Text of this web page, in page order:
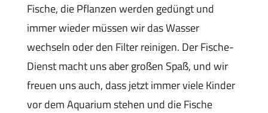
Fische, die Pflanzen werden gedüngt und
immer wieder müssen wir das Wasser
wechseln oder den Filter reinigen. Der Fische-
Dienst macht uns aber großen Spaß, und wir
freuen uns auch, dass jetzt immer viele Kinder
vor dem Aquarium stehen und die Fische